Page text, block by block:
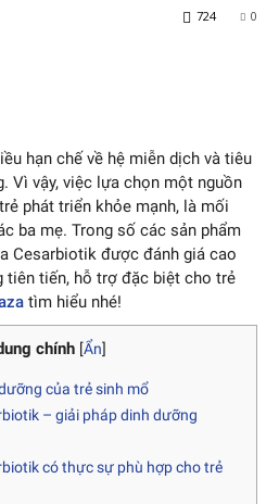
0
724
hạn chế về hệ miễn dịch và tiêu
Vì vậy, việc lựa chọn một nguồn
phát triển khỏe mạnh, là mối
ba mẹ. Trong số các sản phẩm
Cesarbiotik được đánh giá cao
tiên tiến, hỗ trợ đặc biệt cho trẻ
tìm hiểu nhé!
chính [Ẩn]
của trẻ sinh mổ
– giải pháp dinh dưỡng
có thực sự phù hợp cho trẻ